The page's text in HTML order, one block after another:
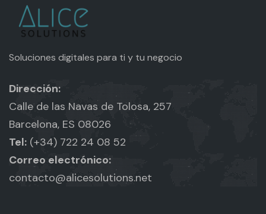
Soluciones digitales para ti y tu negocio
Dirección:
Calle de las Navas de Tolosa, 257
Barcelona, ES 08026
Tel: (+34) 722 24 08 52
Correo electrónico:
contacto@alicesolutions.net